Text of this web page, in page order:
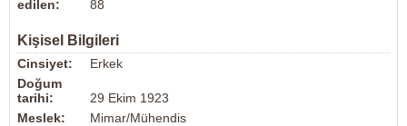
edilen:
88
Kişisel Bilgileri
Cinsiyet:
Erkek
Doğum
tarihi:
29 Ekim 1923
Meslek:
Mimar/Mühendis